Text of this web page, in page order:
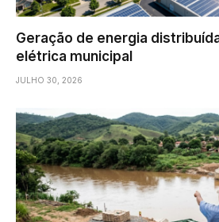
Geração de energia
elétrica municipal
JULHO 30, 2026